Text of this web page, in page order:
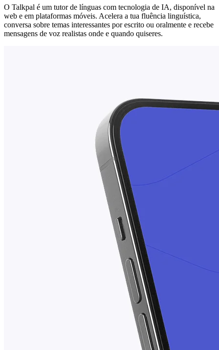
O Talkpal é um tutor de línguas com tecnologia de IA, disponível na
web e em plataformas móveis. Acelera a tua fluência linguística,
conversa sobre temas interessantes por escrito ou oralmente e recebe
mensagens de voz realistas onde e quando quiseres.